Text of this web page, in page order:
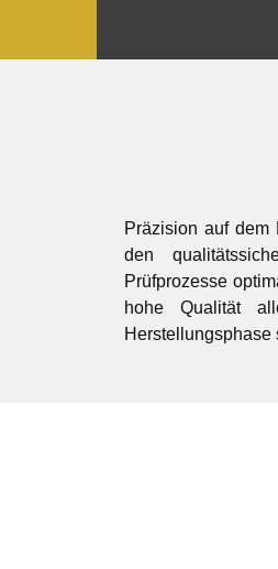
Präzision auf dem
den
Prüfprozesse
hohe Qualität
Herstellungsphase